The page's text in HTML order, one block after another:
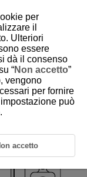
foto/video su
per
il
Ulteriori
essere
dà il consenso
“Non accetto”
vengono
per fornire
può
accetto